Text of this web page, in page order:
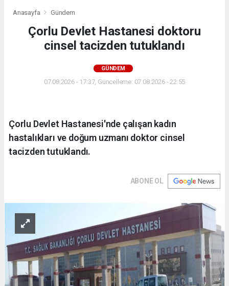
Anasayfa Gündem
Çorlu Devlet Hastanesi doktoru
cinsel tacizden tutuklandı
GÜNDEM
07.08.2026 - 17:37, Güncelleme: 07.08.2026 - 22:55
Çorlu Devlet Hastanesi'nde çalışan kadın
hastalıkları ve doğum uzmanı doktor cinsel
tacizden tutuklandı.
ABONE OL